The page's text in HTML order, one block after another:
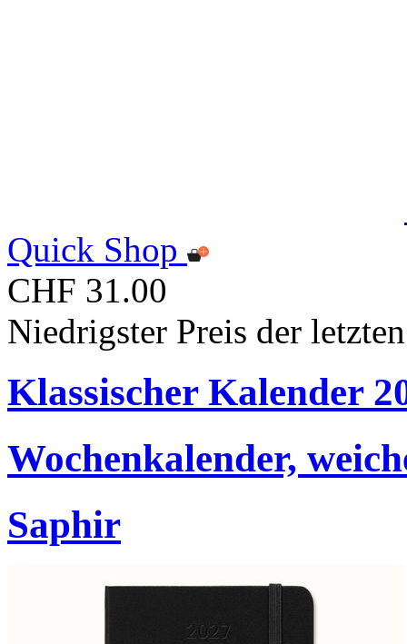
Quick Shop
CHF 31.00
Niedrigster Preis der
Klassischer Kalender
Wochenkalender,
Saphir